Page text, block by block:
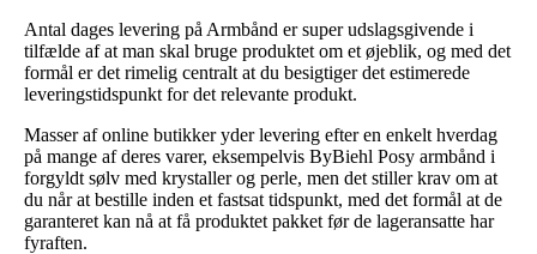
Antal dages levering på Armbånd er super udslagsgivende i
tilfælde af at man skal bruge produktet om et øjeblik, og med det
formål er det rimelig centralt at du besigtiger det estimerede
leveringstidspunkt for det relevante produkt.
Masser af online butikker yder levering efter en enkelt hverdag
på mange af deres varer, eksempelvis ByBiehl Posy armbånd i
forgyldt sølv med krystaller og perle, men det stiller krav om at
du når at bestille inden et fastsat tidspunkt, med det formål at de
garanteret kan nå at få produktet pakket før de lageransatte har
fyraften.